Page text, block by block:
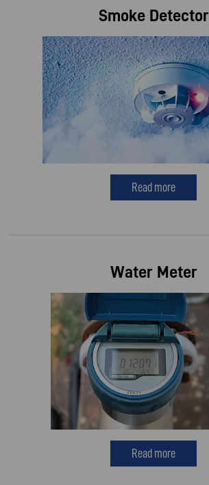
Smoke Detector
Read more
Water Meter
Read more